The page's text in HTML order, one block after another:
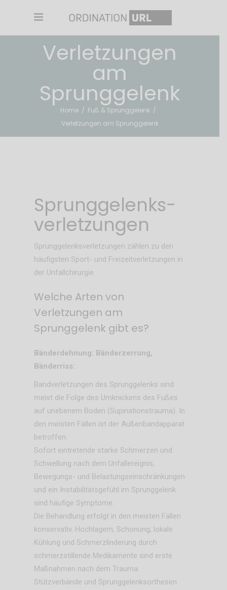
Verletzungen
am
Sprunggelenk
Home / Fuß & Sprunggelenk /
Verletzungen am Sprunggelenk
Sprunggelenks-
verletzungen
Sprunggelenksverletzungen zählen zu den
häufigsten Sport- und Freizeitverletzungen in
der Unfallchirurgie.
Welche Arten von
Verletzungen am
Sprunggelenk gibt es?
Bänderdehnung: Bänderzerrung,
Bänderriss:
Bandverletzungen des Sprunggelenks sind
meist die Folge des Umknickens des Fußes
auf unebenem Boden (Supinationstrauma). In
den meisten Fällen ist der Außenbandapparat
betroffen.
Sofort eintretende starke Schmerzen und
Schwellung nach dem Unfallereignis,
Bewegungs- und Belastungseinschränkungen
und ein Instabilitätsgefühl im Sprunggelenk
sind häufige Symptome.
Die Behandlung erfolgt in den meisten Fällen
konservativ. Hochlagern, Schonung, lokale
Kühlung und Schmerzlinderung durch
schmerzstillende Medikamente sind erste
Maßnahmen nach dem Trauma.
Stützverbände und Sprunggelenksorthesen